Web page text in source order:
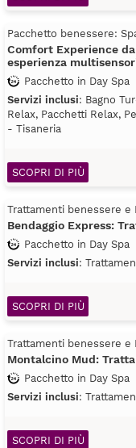
Pacchetto benessere:
Comfort Experience
esperienza
Pacchetto in Day Spa
Servizi inclusi: Bagno
Relax, Pacchetti Relax,
- Tisaneria
SCOPRI DI PIÙ
Trattamenti benessere e
Bendaggio Express:
Pacchetto in Day Spa
Servizi inclusi:
SCOPRI DI PIÙ
Trattamenti benessere e
Montalcino Mud:
Pacchetto in Day Spa
Servizi inclusi:
SCOPRI DI PIÙ